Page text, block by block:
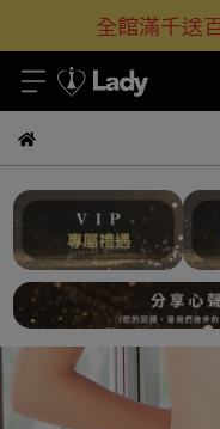
全館滿千送